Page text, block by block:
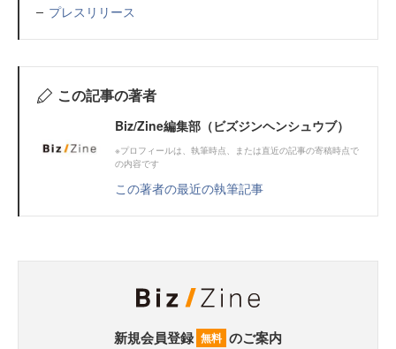
プレスリリース
この記事の著者
Biz/Zine編集部（ビズジンヘンシュウブ）
※プロフィールは、執筆時点、または直近の記事の寄稿時点で
の内容です
この著者の最近の執筆記事
新規会員登録 無料 のご案内